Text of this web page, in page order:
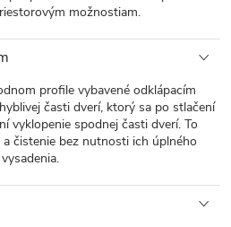
možnostiam.
profile vybavené odklápacím
časti dverí, ktorý sa po stlačení
vyklopenie spodnej časti dverí. To
čistenie bez nutnosti ich úplného
vysadenia.